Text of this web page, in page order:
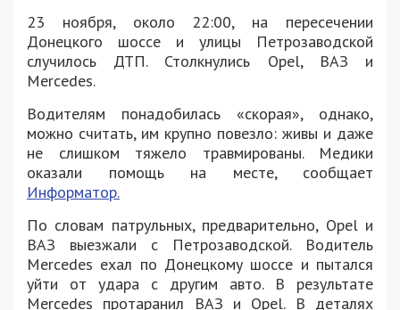
23 ноября, около 22:00, на пересечении
Донецкого шоссе и улицы Петрозаводской
случилось ДТП. Столкнулись Opel, ВАЗ и
Mercedes.
Водителям понадобилась «скорая», однако,
можно считать, им крупно повезло: живы и даже
не слишком тяжело травмированы. Медики
оказали помощь на месте, сообщает
Информатор.
По словам патрульных, предварительно, Opel и
ВАЗ выезжали с Петрозаводской. Водитель
Mercedes ехал по Донецкому шоссе и пытался
уйти от удара с другим авто. В результате
Mercedes протаранил ВАЗ и Opel. В деталях